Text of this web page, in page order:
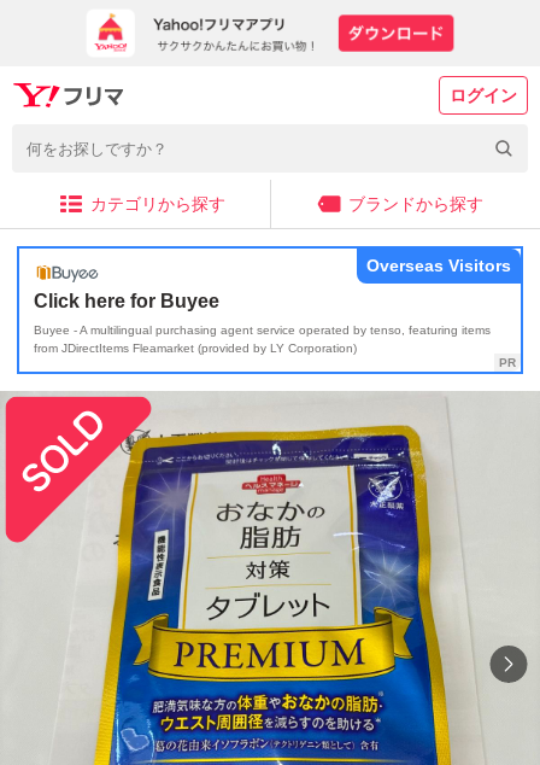
ログイン
カテゴリから探す ブランドから探す
Click here for Buyee
Buyee - A multilingual purchasing agent service operated by tenso, featuring items
from JDirectItems Fleamarket (provided by LY Corporation)
Overseas Visitors